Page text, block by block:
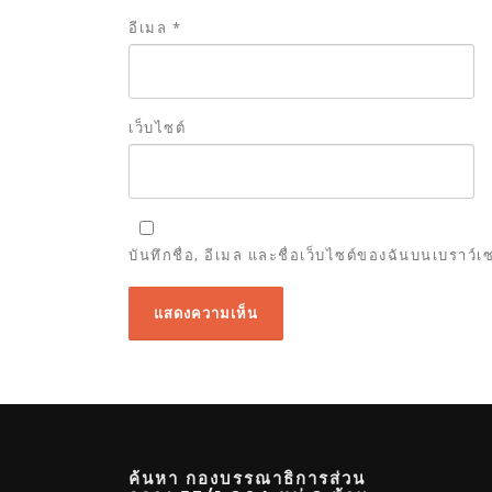
อีเมล *
เว็บไซต์
บันทึกชื่อ, อีเมล และชื่อเว็บไซต์ของฉันบนเบราว์
ค้นหา กองบรรณาธิการส่วน